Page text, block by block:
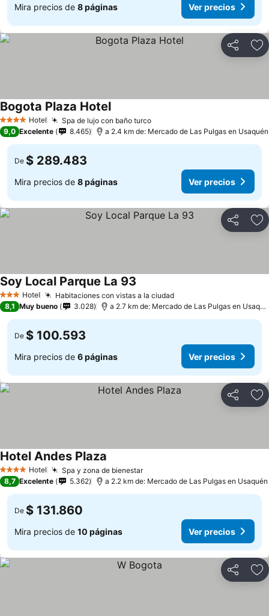
Mira precios de 8 páginas Ver precios
Compartir
4 EstrellasHotel Spa de lujo con baño turcoVer precios
Bogota Plaza HotelVer precios
9,0 Excelente 8.465 a 2.4 km de: Mercado de Las Pulgas en Usaquén
De $ 289.483
Mira precios de 8 páginas Ver precios
Compartir
3 Estrellas
Hotel Habitaciones con vistas a la ciudadVer precios
Soy Local Parque La 93
8,1 Muy bueno 3.028 a 2.7 km de: Mercado de Las Pulgas en
De $ 100.593
Mira precios de 6 páginas Ver precios
Compartir
4 EstrellasHotel Spa y zona de bienestarVer precios
Hotel Andes Plaza
8,7 Excelente 5.362 a 2.2 km de: Mercado de Las Pulgas en Usaquén
De $ 131.860
Mira precios de 10 páginas Ver precios
Compartir